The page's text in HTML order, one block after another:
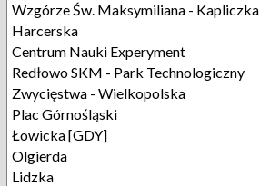
Wzgórze Św. Maksymiliana - Kapliczka
Harcerska
Centrum Nauki Experyment
Redłowo SKM - Park Technologiczny
Zwycięstwa - Wielkopolska
Plac Górnośląski
Łowicka [GDY]
Olgierda
Lidzka